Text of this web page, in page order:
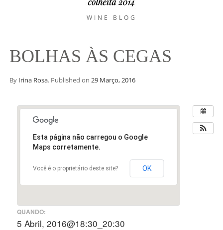
WINE BLOG
BOLHAS ÀS CEGAS
By Irina Rosa. Published on 29 Março, 2016
Esta página não carregou o Google
Maps corretamente.
Você é o proprietário deste site? OK
QUANDO:
5 Abril, 2016@18:30_20:30